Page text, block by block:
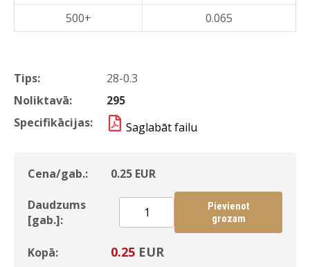
Tips:
28-0.3
Noliktavā:
295
Specifikācijas:
Saglabāt failu
Cena/gab.: 0.25 EUR
Daudzums
[gab.]:
Pievienot
grozam
Kopā: 0.25 EUR
500+
0.065